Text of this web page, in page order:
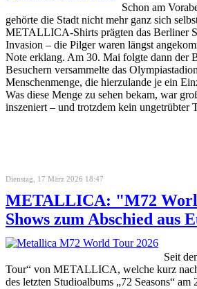
Schon am
gehörte die Stadt nicht mehr ganz sich
METALLICA-Shirts prägten das Berliner
Invasion – die Pilger waren längst
Note erklang. Am 30. Mai folgte dann der
Besuchern versammelte das
Menschenmenge, die hierzulande je ein
Was diese Menge zu sehen bekam, war
inszeniert – und trotzdem kein ungetrübter
Dienstag, 17 März 2026 18:47
METALLICA: "M72
Shows zum Abschied aus
Seit
Tour“ von METALLICA, welche kurz
des letzten Studioalbums „72 Seasons“ am